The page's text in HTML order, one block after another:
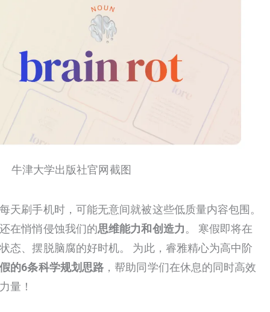
牛津大学出版社官网截图
天刷手机时，可能无意间就被这些低质量内容包围。
在悄悄侵蚀我们的思维能力和创造力。 寒假即将在
态、摆脱脑腐的好时机。 为此，睿雅精心为高中阶
的6条科学规划思路 ，帮助同学们在休息的同时高效
量！